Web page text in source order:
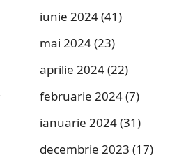
iunie 2024(41)
mai 2024(23)
aprilie 2024(22)
februarie 2024(7)
ianuarie 2024(31)
decembrie 2023 (17)